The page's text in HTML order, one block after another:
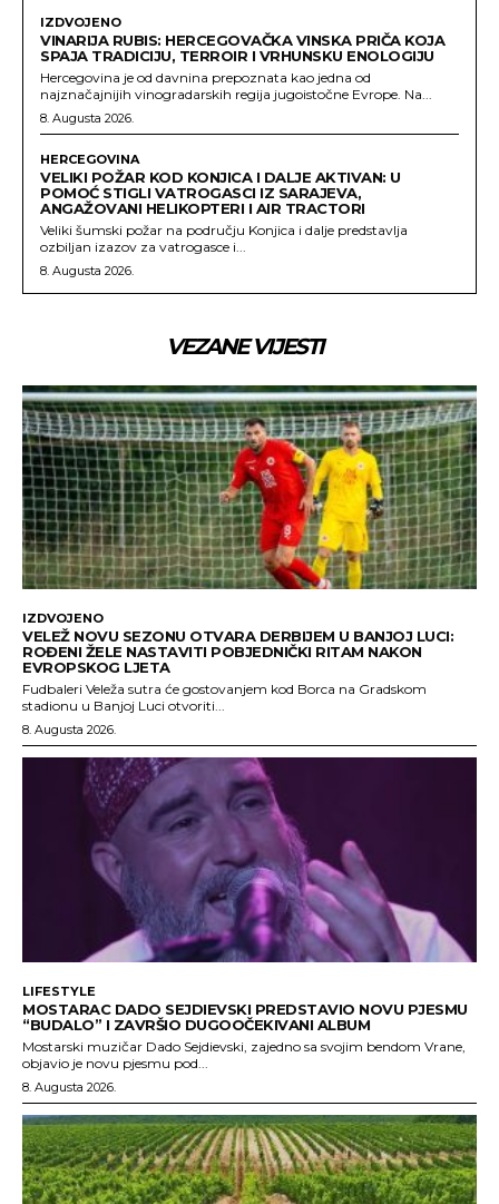
IZDVOJENO
VINARIJA RUBIS: HERCEGOVAČKA VINSKA PRIČA KOJA
SPAJA TRADICIJU, TERROIR I VRHUNSKU ENOLOGIJU
Hercegovina je od davnina prepoznata kao jedna od
najznačajnijih vinogradarskih regija jugoistočne Evrope. Na...
8. Augusta 2026.
HERCEGOVINA
VELIKI POŽAR KOD KONJICA I DALJE AKTIVAN: U
POMOĆ STIGLI VATROGASCI IZ SARAJEVA,
ANGAŽOVANI HELIKOPTERI I AIR TRACTORI
Veliki šumski požar na području Konjica i dalje predstavlja
ozbiljan izazov za vatrogasce i...
8. Augusta 2026.
VEZANE VIJESTI
IZDVOJENO
VELEŽ NOVU SEZONU OTVARA DERBIJEM U BANJOJ LUCI:
ROĐENI ŽELE NASTAVITI POBJEDNIČKI RITAM NAKON
EVROPSKOG LJETA
Fudbaleri Veleža sutra će gostovanjem kod Borca na Gradskom
stadionu u Banjoj Luci otvoriti...
8. Augusta 2026.
LIFESTYLE
MOSTARAC DADO SEJDIEVSKI PREDSTAVIO NOVU PJESMU
“BUDALO” I ZAVRŠIO DUGOOČEKIVANI ALBUM
Mostarski muzičar Dado Sejdievski, zajedno sa svojim bendom Vrane,
objavio je novu pjesmu pod...
8. Augusta 2026.